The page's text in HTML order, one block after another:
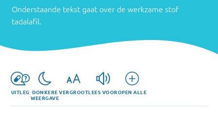
werkzame
Onderstaande tekst gaat over de werkzame stof
tadalafil.
UITLEG DONKERE
WEERGAVE
VERGROOTLEES VOOROPEN ALLE